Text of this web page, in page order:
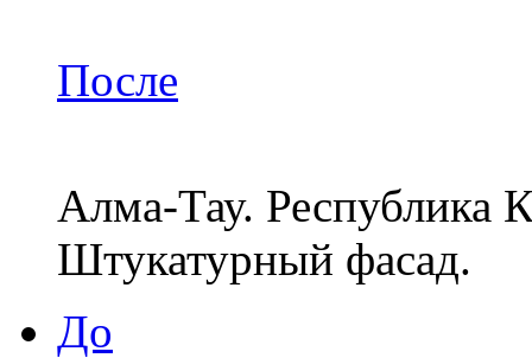
После
Алма-Тау. Республика
Штукатурный фасад.
До